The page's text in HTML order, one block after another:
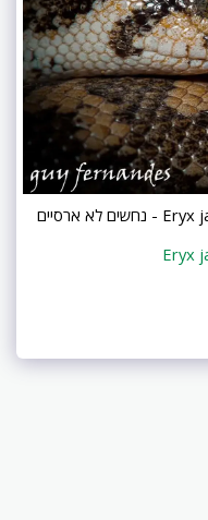
נחשים לא ארסיים בישראל - חנק - Eryx jaculus - נחשים לא ארסיים